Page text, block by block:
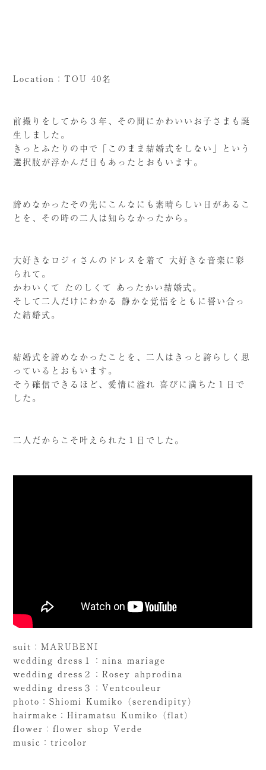
Location：TOU 40名
前撮りをしてから３年、その間にかわいいお子さまも誕
生しました。
きっとふたりの中で「このまま結婚式をしない」という
選択肢が浮かんだ日もあったとおもいます。
諦めなかったその先にこんなにも素晴らしい日があるこ
とを、その時の二人は知らなかったから。
大好きなロジィさんのドレスを着て 大好きな音楽に彩
られて。
かわいくて たのしくて あったかい結婚式。
そして二人だけにわかる 静かな覚悟をともに誓い合っ
た結婚式。
結婚式を諦めなかったことを、二人はきっと誇らしく思
っているとおもいます。
そう確信できるほど、愛情に溢れ 喜びに満ちた１日で
した。
二人だからこそ叶えられた１日でした。
suit：MARUBENI
wedding dress１：nina mariage
wedding dress２：Rosey ahprodina
wedding dress３：Ventcouleur
photo：Shiomi Kumiko（serendipity）
hairmake：Hiramatsu Kumiko（flat）
flower：flower shop Verde
music：tricolor